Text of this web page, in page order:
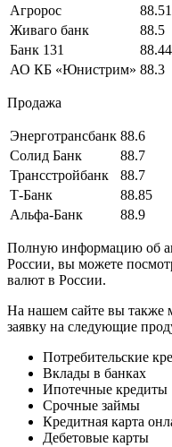
Агророс
88.51
Живаго банк
88.5
Банк 131
88.44
АО КБ «Юнистрим» 88.3
Продажа
Энерготрансбанк 88.6
Солид Банк
88.7
Трансстройбанк
88.7
Т-Банк
88.85
Альфа-Банк
88.9
Полную информацию об
России, вы можете
валют в России.
На нашем сайте вы также
заявку на следующие
Потребительские
Вклады в банках
Ипотечные кредиты
Срочные займы
Кредитная карта
Дебетовые карты